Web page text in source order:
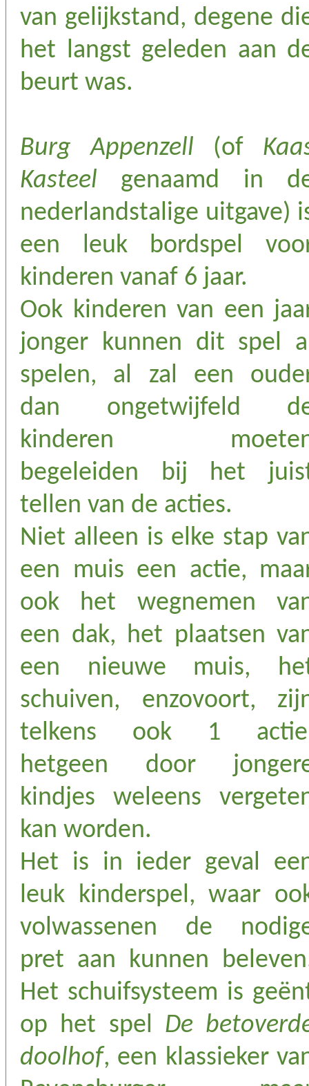
van gelijkstand, degene
het langst geleden aan
beurt was.
Burg Appenzell (of
Kasteel genaamd in
nederlandstalige uitgave)
een leuk bordspel
kinderen vanaf 6 jaar.
Ook kinderen van een
jonger kunnen dit spel
spelen, al zal een
dan ongetwijfeld
kinderen
begeleiden bij het
tellen van de acties.
Niet alleen is elke stap
een muis een actie,
ook het wegnemen
een dak, het plaatsen
een nieuwe muis,
schuiven, enzovoort,
telkens ook 1
hetgeen door
kindjes weleens
kan worden.
Het is in ieder geval
leuk kinderspel, waar
volwassenen de
pret aan kunnen
Het schuifsysteem is
op het spel De
doolhof, een klassieker